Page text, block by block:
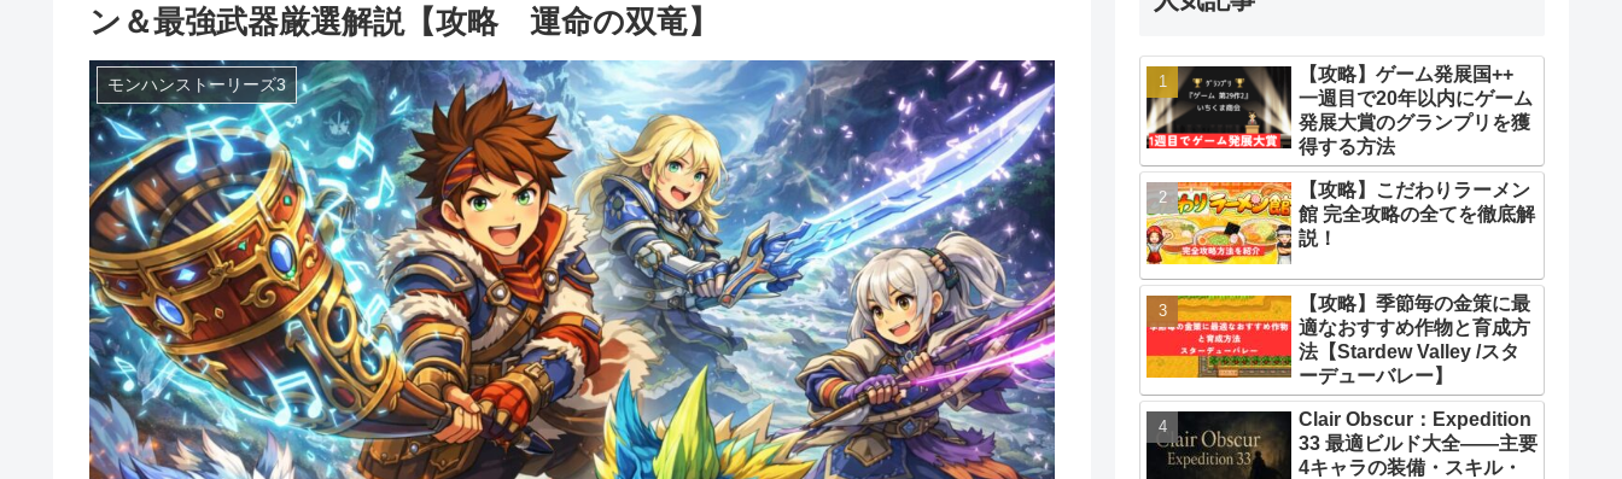
ン＆最強武器厳選解説【攻略 運命の双竜】
モンハンストーリーズ3
【攻略】ゲーム発展国++
一週目で20年以内にゲーム
発展大賞のグランプリを獲
得する方法
【攻略】こだわりラーメン
館 完全攻略の全てを徹底解
説！
【攻略】季節毎の金策に最
適なおすすめ作物と育成方
法【Stardew Valley /スタ
ーデューバレー】
Clair Obscur：Expedition
33 最適ビルド大全――主要
4キャラの装備・スキル・